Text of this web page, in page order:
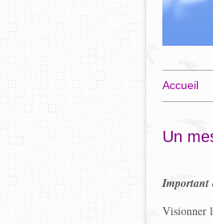
Accueil
Un
Important
Visionner